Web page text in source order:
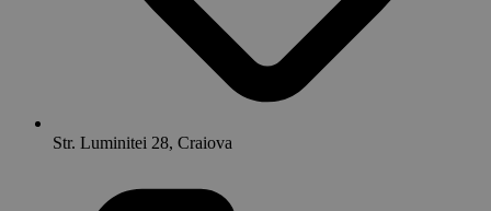
Str. Luminitei 28, Craiova